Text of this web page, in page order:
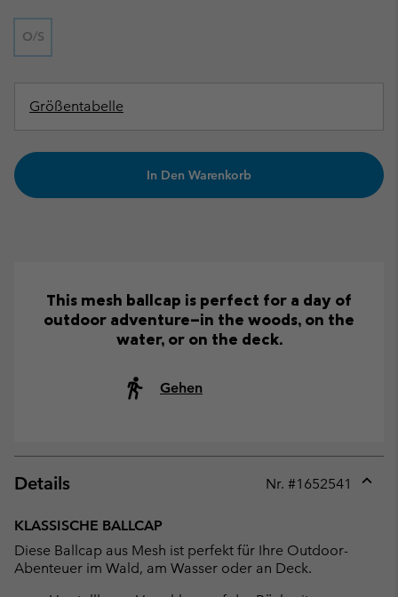
O/S
Größentabelle
In Den Warenkorb
This mesh ballcap is perfect for a day of
outdoor adventure—in the woods, on the
water, or on the deck.
Gehen
Details Nr. #1652541
KLASSISCHE BALLCAP
Diese Ballcap aus Mesh ist perfekt für Ihre Outdoor-
Abenteuer im Wald, am Wasser oder an Deck.